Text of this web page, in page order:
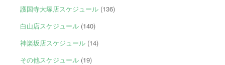
護国寺大塚店スケジュール(136)
白山店スケジュール(140)
神楽坂店スケジュール(14)
その他スケジュール(19)